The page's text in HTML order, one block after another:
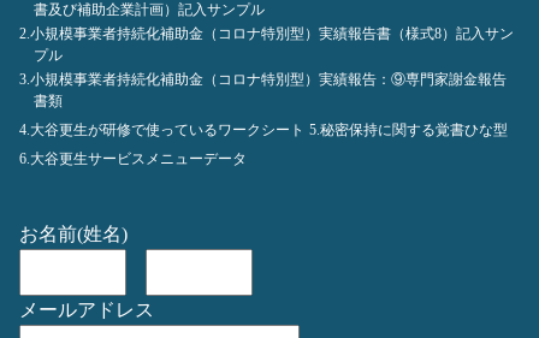
書及び補助企業計画）記入サンプル
2.小規模事業者持続化補助金（コロナ特別型）実績報告書（様式8）記入サン
プル
3.小規模事業者持続化補助金（コロナ特別型）実績報告：⑨専門家謝金報告
書類
4.大谷更生が研修で使っているワークシート 5.秘密保持に関する覚書ひな型
6.大谷更生サービスメニューデータ
お名前(姓名)
メールアドレス